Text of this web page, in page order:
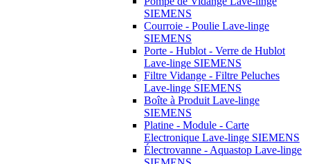
SIEMENS
Courroie - Poulie Lave-linge
SIEMENS
Porte - Hublot - Verre de Hublot
Lave-linge SIEMENS
Filtre Vidange - Filtre Peluches
Lave-linge SIEMENS
Boîte à Produit Lave-linge
SIEMENS
Platine - Module - Carte
Electronique Lave-linge SIEMENS
Électrovanne - Aquastop Lave-linge